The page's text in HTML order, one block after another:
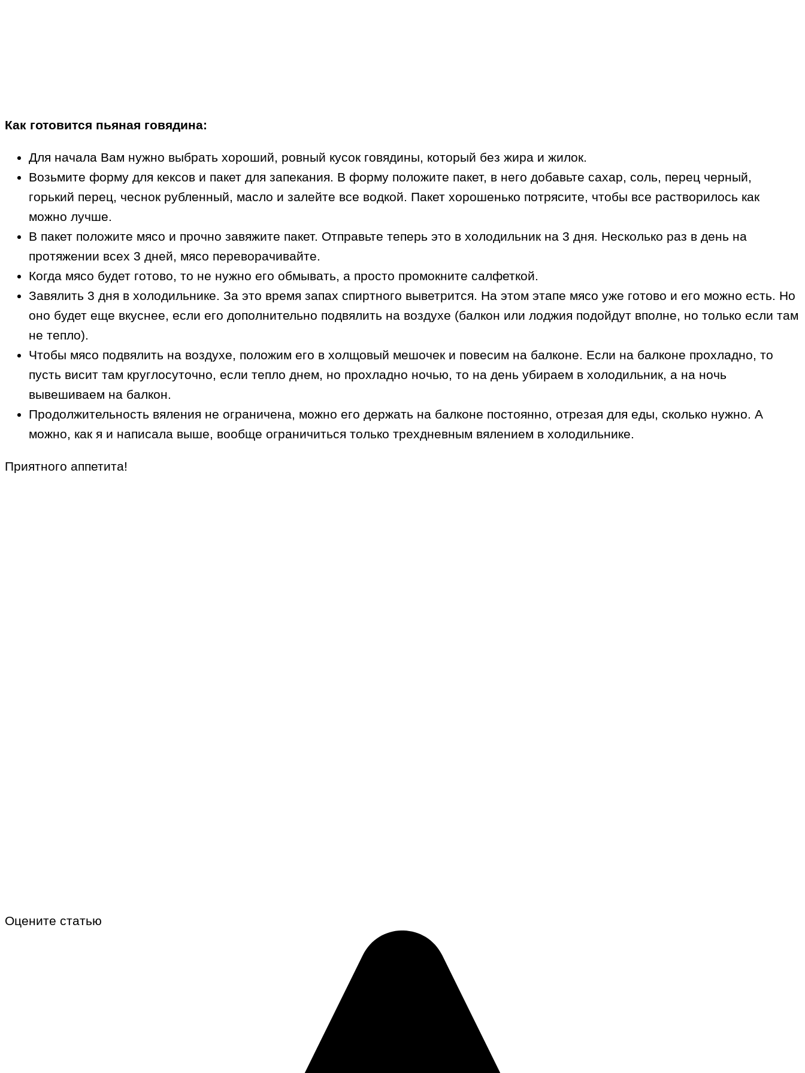
Как готовится пьяная говядина:
Для начала Вам нужно выбрать хороший, ровный кусок говядины, который без жира и жилок.
Возьмите форму для кексов и пакет для запекания. В форму положите пакет, в него добавьте сахар, соль, перец черный,
горький перец, чеснок рубленный, масло и залейте все водкой. Пакет хорошенько потрясите, чтобы все растворилось как
можно лучше.
В пакет положите мясо и прочно завяжите пакет. Отправьте теперь это в холодильник на 3 дня. Несколько раз в день на
протяжении всех 3 дней, мясо переворачивайте.
Когда мясо будет готово, то не нужно его обмывать, а просто промокните салфеткой.
Завялить 3 дня в холодильнике. За это время запах спиртного выветрится. На этом этапе мясо уже готово и его можно есть. Но
оно будет еще вкуснее, если его дополнительно подвялить на воздухе (балкон или лоджия подойдут вполне, но только если там
не тепло).
Чтобы мясо подвялить на воздухе, положим его в холщовый мешочек и повесим на балконе. Если на балконе прохладно, то
пусть висит там круглосуточно, если тепло днем, но прохладно ночью, то на день убираем в холодильник, а на ночь
вывешиваем на балкон.
Продолжительность вяления не ограничена, можно его держать на балконе постоянно, отрезая для еды, сколько нужно. А
можно, как я и написала выше, вообще ограничиться только трехдневным вялением в холодильнике.
Приятного аппетита!
Оцените статью